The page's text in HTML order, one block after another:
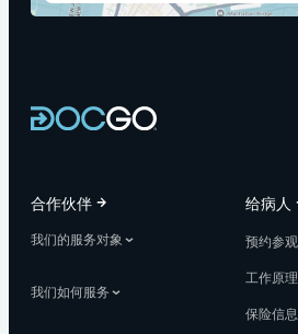
合作伙伴
我们的服务对象
我们如何服务
给病人
预约参观
工作原理
保险信息